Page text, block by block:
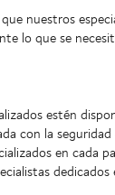
nuestros
lo que se
estén
con la
en cada